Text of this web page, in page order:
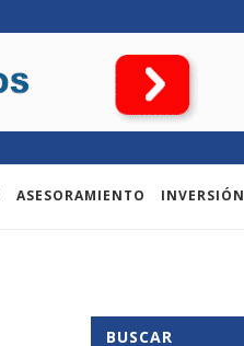
ASESORAMIENTO INVERSIÓN
BUSCAR